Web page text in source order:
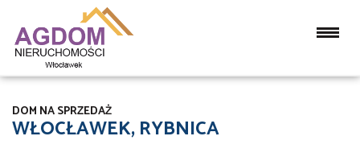
WŁOCŁAWEK, RYBNICA
DOM NA SPRZEDAŻ